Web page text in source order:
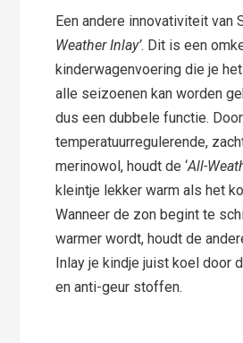
Een andere innovativiteit van
Weather Inlay’. Dit is een
kinderwagenvoering die je
alle seizoenen kan worden
dus een dubbele functie.
temperatuurregulerende,
merinowol, houdt de ‘All-
kleintje lekker warm als het
Wanneer de zon begint te
warmer wordt, houdt de
Inlay je kindje juist koel door
en anti-geur stoffen.